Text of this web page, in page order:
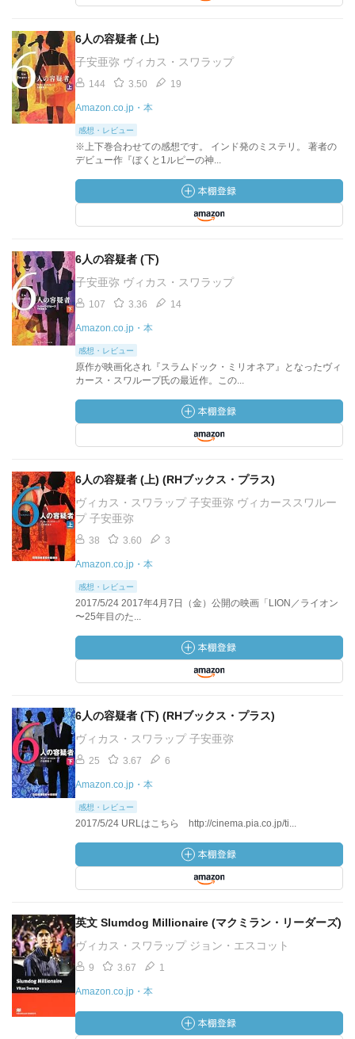
6人の容疑者 (上)
子安亜弥 ヴィカス・スワラップ
144 3.50 19
Amazon.co.jp・本
感想・レビュー
※上下巻合わせての感想です。 インド発のミステリ。 著者の
デビュー作『ぼくと1ルピーの神...
6人の容疑者 (下)
子安亜弥 ヴィカス・スワラップ
107 3.36 14
Amazon.co.jp・本
感想・レビュー
原作が映画化され『スラムドック・ミリオネア』となったヴィ
カース・スワループ氏の最近作。この...
6人の容疑者 (上) (RHブックス・プラス)
ヴィカス・スワラップ 子安亜弥 ヴィカーススワルー
プ 子安亜弥
38 3.60 3
Amazon.co.jp・本
感想・レビュー
2017/5/24 2017年4月7日（金）公開の映画「LION／ライオン
〜25年目のた...
6人の容疑者 (下) (RHブックス・プラス)
ヴィカス・スワラップ 子安亜弥
25 3.67 6
Amazon.co.jp・本
感想・レビュー
2017/5/24 URLはこちら http://cinema.pia.co.jp/ti...
英文 Slumdog Millionaire (マクミラン・リーダーズ)
ヴィカス・スワラップ ジョン・エスコット
9 3.67 1
Amazon.co.jp・本